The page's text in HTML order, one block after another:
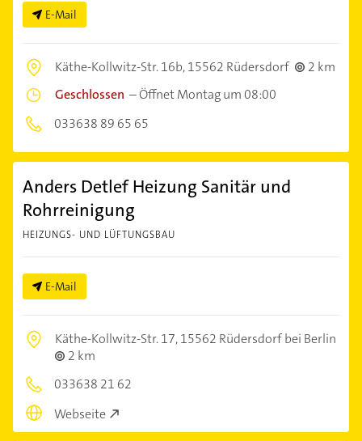
E-Mail
Käthe-Kollwitz-Str. 16b,15562 Rüdersdorf
2 km
Geschlossen –Öffnet Montag um 08:00
033638 89 65 65
Anders Detlef Heizung Sanitär und
Rohrreinigung
HEIZUNGS- UND LÜFTUNGSBAU
E-Mail
Käthe-Kollwitz-Str. 17,15562 Rüdersdorf bei Berlin
2 km
033638 21 62
Webseite